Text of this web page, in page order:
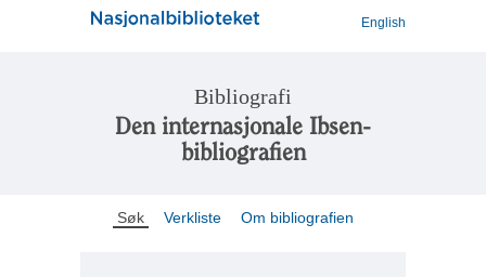
English
Bibliografi
Den internasjonale Ibsen-
bibliografien
Søk Verkliste Om bibliografien